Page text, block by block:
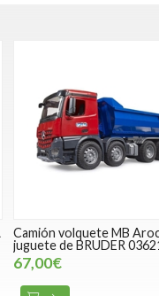
Camión volquete MB
juguete de BRUDER
67,00€